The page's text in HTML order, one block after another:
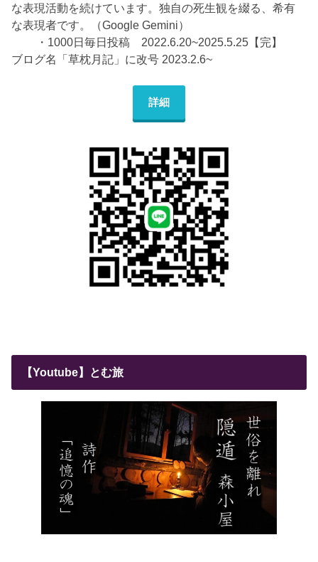
な表現活動を続けています。独自の死生観を綴る、希有
な表現者です。（Google Gemini）
・1000日毎日投稿 2022.6.20~2025.5.25【完】
ブログ名「草枕月記」に改号 2023.2.6~
詳細
【Youtube】とむ旅